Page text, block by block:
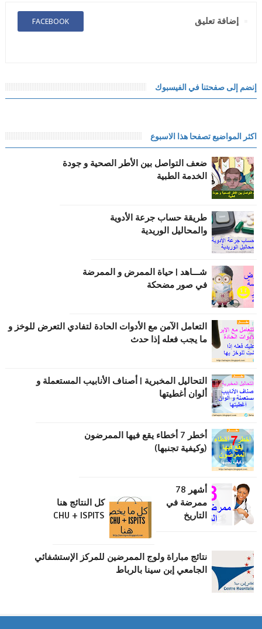
إضافة تعليق FACEBOOK
إنضم إلى صفحتنا في الفيسبوك
اكثر المواضيع تصفحا هذا الاسبوع
ضعف التواصل بين الأطر الصحية و جودة
الخدمة الطبية
طریقة حساب جرعة الأدویة
والمحالیل الوریدیة
شـــاهد | حياة الممرض و الممرضة
في صور مضحكة
التعامل الآمن مع الأدوات الحادة لتفادي التعرض للوخز و
ما يجب فعله إذا حدث
التحاليل المخبرية | أصناف الأنابيب المستعملة و
ألوان أغطيتها
أخطر 7 أخطاء يقع فيها الممرضون
(وكيفية تجنبها)
أشهر 78
ممرضة في
التاريخ
كل النتائج هنا
CHU + ISPITS
نتائج مباراة ولوج الممرضين للمركز الإستشفائي
الجامعي إبن سينا بالرباط